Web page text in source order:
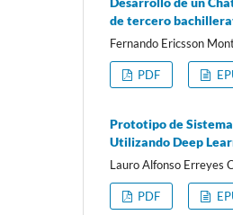
de tercero
Fernando Ericsson
PDF
Prototipo de
Utilizando Deep
Lauro Alfonso Erreyes
PDF